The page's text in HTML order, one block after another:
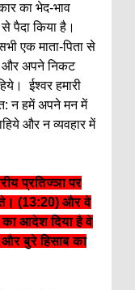
का भेद-भाव
पैदा किया है।
एक माता-पिता से
और अपने निकट
ईश्वर हमारी
न हमें अपने मन में
और न व्यवहार में
प्रतिज्ञा पर
(13:20) और वे
आदेश दिया है वे
बुरे हिसाब का